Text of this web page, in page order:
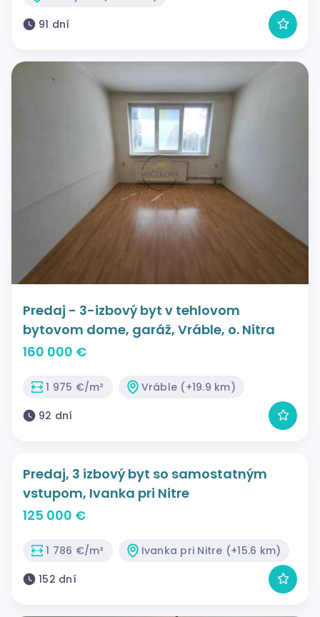
91 dní
Predaj - 3-izbový byt v tehlovom
bytovom dome, garáž, Vráble, o. Nitra
160 000 €
1 975 €/m²
Vráble (+19.9 km)
92 dní
Predaj, 3 izbový byt so samostatným
vstupom, Ivanka pri Nitre
125 000 €
1 786 €/m²
Ivanka pri Nitre (+15.6 km)
152 dní